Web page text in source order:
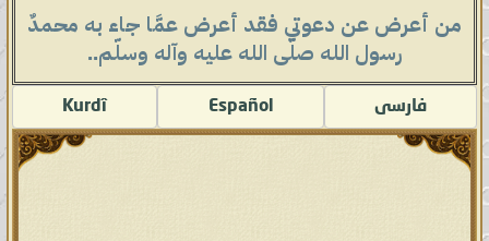
من أعرض عن دعوتي فقد أعرض عمَّا جاء به محمدٌ
رسول الله صلّى الله عليه وآله وسلّم..
فارسى Español
Kurdî